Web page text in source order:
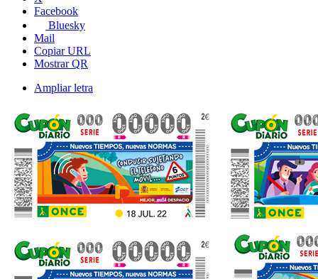
Facebook
Bluesky
Mail
Copiar URL
Mostrar QR
Ampliar letra